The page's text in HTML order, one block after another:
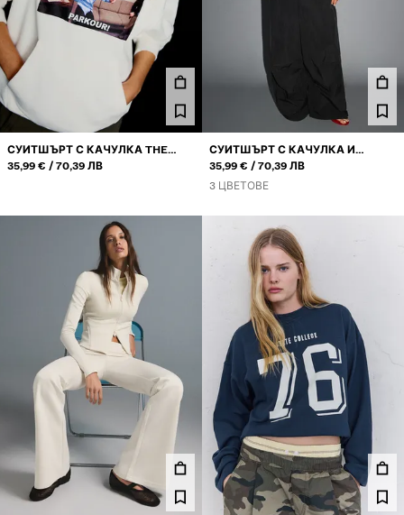
СУИТШЪРТ С КАЧУЛКА THE
OFFICE
35,99 € ИЛИ
70,39 ЛВ
СУИТШЪРТ С КАЧУЛКА И
БЛЕСТЯЩИ ЕЛЕМЕНТИ
35,99 € ИЛИ
70,39 ЛВ
3 ЦВЕТОВЕ